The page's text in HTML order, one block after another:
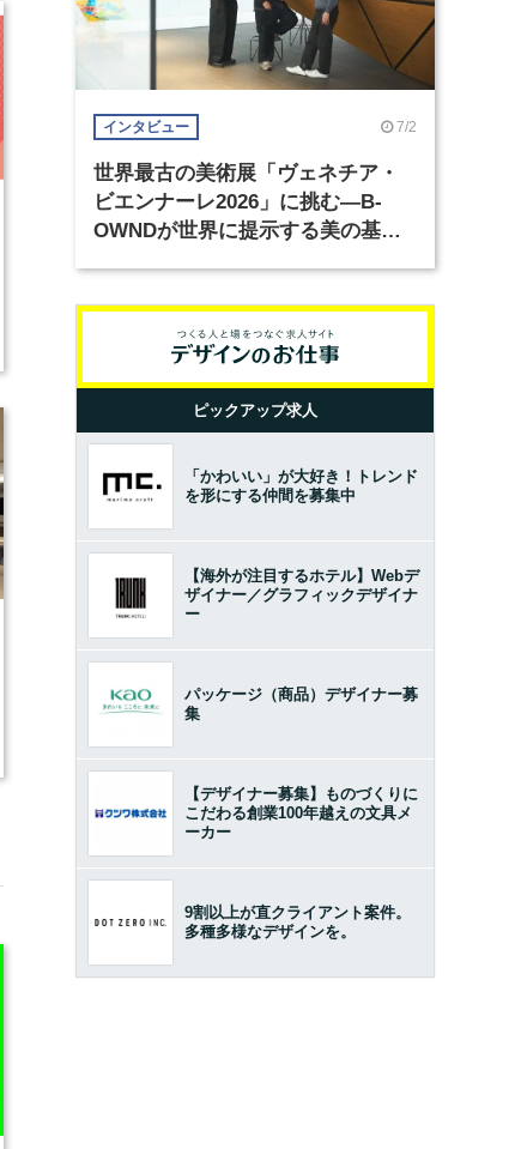
インタビュー 7/2
世界最古の美術展「ヴェネチア・
ビエンナーレ2026」に挑む―B-
OWNDが世界に提示する美の基準
ピックアップ求人
「かわいい」が大好き！トレンド
を形にする仲間を募集中
【海外が注目するホテル】Webデ
ザイナー／グラフィックデザイナ
ー
パッケージ（商品）デザイナー募
集
【デザイナー募集】ものづくりに
こだわる創業100年越えの文具メ
ーカー
9割以上が直クライアント案件。
多種多様なデザインを。